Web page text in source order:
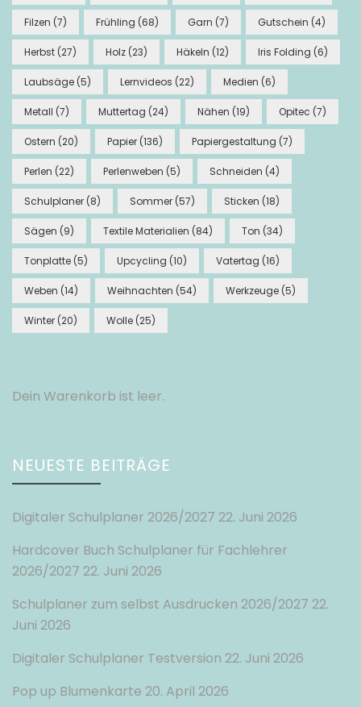
Filzen (7) Frühling (68) Garn (7) Gutschein (4)
Herbst (27) Holz (23) Häkeln (12) Iris Folding (6)
Laubsäge (5) Lernvideos (22) Medien (6)
Metall (7) Muttertag (24) Nähen (19) Opitec (7)
Ostern (20) Papier (136) Papiergestaltung (7)
Perlen (22) Perlenweben (5) Schneiden (4)
Schulplaner (8) Sommer (57) Sticken (18)
Sägen (9) Textile Materialien (84) Ton (34)
Tonplatte (5) Upcycling (10) Vatertag (16)
Weben (14) Weihnachten (54) Werkzeuge (5)
Winter (20) Wolle (25)
Dein Warenkorb ist leer.
NEUESTE BEITRÄGE
Digitaler Schulplaner 2026/2027 22. Juni 2026
Hardcover Buch Schulplaner für Fachlehrer
2026/2027 22. Juni 2026
Schulplaner zum selbst Ausdrucken 2026/2027 22.
Juni 2026
Digitaler Schulplaner Testversion 22. Juni 2026
Pop up Blumenkarte 20. April 2026